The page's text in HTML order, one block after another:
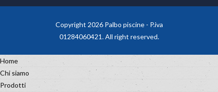
Copyright 2026 Palbo piscine - P.iva
01284060421. All right reserved.
Home
Chi siamo
Prodotti